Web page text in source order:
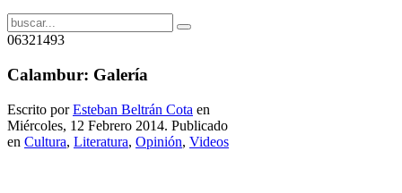
06321493
Calambur: Galería
Escrito porEsteban Beltrán Cota en
Miércoles, 12 Febrero 2014. Publicado
en Cultura, Literatura, Opinión, Videos